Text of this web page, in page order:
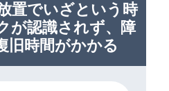
置でいざという時
が認識されず、障
旧時間がかかる